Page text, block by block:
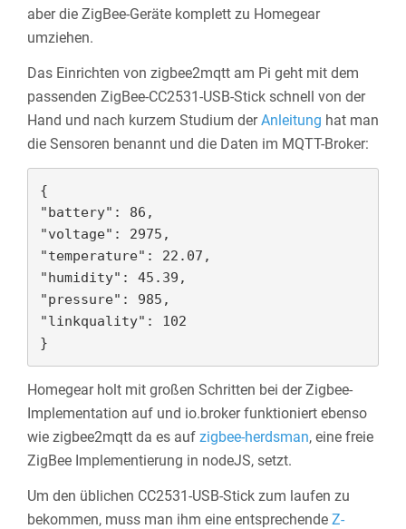
aber die ZigBee-Geräte komplett zu Homegear
umziehen.
Das Einrichten von zigbee2mqtt am Pi geht mit dem
passenden ZigBee-CC2531-USB-Stick schnell von der
Hand und nach kurzem Studium derAnleitung hat man
die Sensoren benannt und die Daten im MQTT-Broker:
{
"battery": 86,
"voltage": 2975,
"temperature": 22.07,
"humidity": 45.39,
"pressure": 985,
"linkquality": 102
}
Homegear holt mit großen Schritten bei der Zigbee-
Implementation auf und io.broker funktioniert ebenso
wie zigbee2mqtt da es auf zigbee-herdsman, eine freie
ZigBee Implementierung in nodeJS, setzt.
Um den üblichen CC2531-USB-Stick zum laufen zu
bekommen, muss man ihm eine entsprechende Z-